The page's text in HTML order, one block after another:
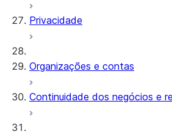
Privacidade
Organizações e contas
Continuidade dos negócios e